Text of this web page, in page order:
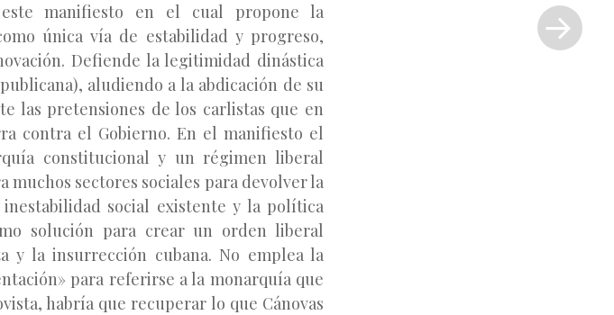
manifiesto en el cual propone la
única vía de estabilidad y progreso,
Defiende la legitimidad dinástica
aludiendo a la abdicación de su
las pretensiones de los carlistas que en
contra el Gobierno. En el manifiesto el
constitucional y un régimen liberal
sectores sociales para devolver la
social existente y la política
solución para crear un orden liberal
y la insurrección cubana. No emplea la
para referirse a la monarquía que
habría que recuperar lo que Cánovas
entrada